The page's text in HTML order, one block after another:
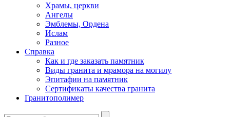
Храмы, церкви
Ангелы
Эмблемы, Ордена
Ислам
Разное
Справка
Как и где заказать памятник
Виды гранита и мрамора на могилу
Эпитафии на памятник
Сертификаты качества гранита
Гранитополимер